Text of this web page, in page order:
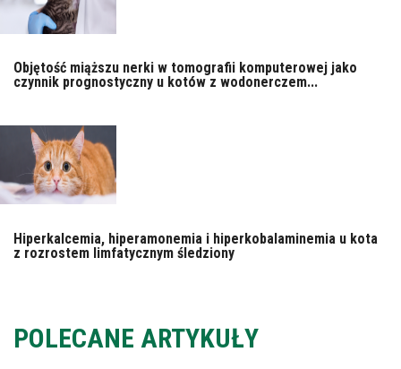
Objętość miąższu nerki w tomografii komputerowej jako
czynnik prognostyczny u kotów z wodonerczem...
Hiperkalcemia, hiperamonemia i hiperkobalaminemia u kota
z rozrostem limfatycznym śledziony
POLECANE ARTYKUŁY